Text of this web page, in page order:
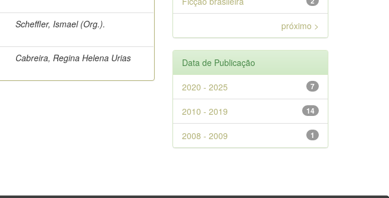
Scheffler, Ismael (Org.).
Cabreira, Regina Helena Urias
próximo >
Data de Publicação
7
2020 - 2025
14
2010 - 2019
1
2008 - 2009